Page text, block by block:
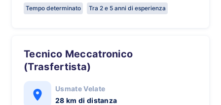
Tempo determinato Tra 2 e 5 anni di esperienza
Tecnico Meccatronico
(Trasfertista)
Usmate Velate
28 km di distanza